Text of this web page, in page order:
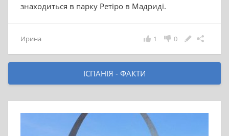
знаходиться в парку Ретіро в Мадриді.
Ирина 0
1
ІСПАНІЯ - ФАКТИ